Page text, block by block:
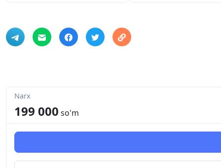
Narx
199 000 so'm